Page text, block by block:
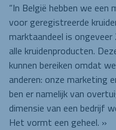
“In België hebben we een
voor geregistreerde
marktaandeel is
alle kruidenproducten.
kunnen bereiken omdat
anderen: onze marketing
ben er namelijk van
dimensie van een bedrijf
Het vormt een geheel. »